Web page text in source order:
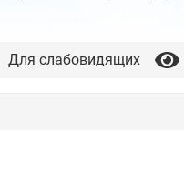
Для слабовидящих